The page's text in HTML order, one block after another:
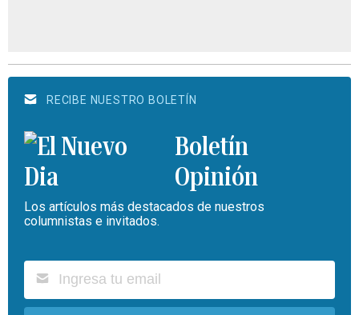
RECIBE NUESTRO BOLETÍN
Boletín
Opinión
Los artículos más destacados de nuestros
columnistas e invitados.